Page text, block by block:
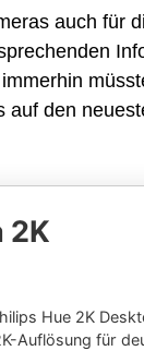
auch für
auf den
2K
Hue 2K
Auflösung für